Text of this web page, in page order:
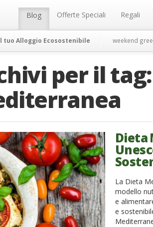
Blog Offerte Speciali Regali
tuo Alloggio Ecosostenibile weekend
per il tag:
Dieta
La Dieta
modello
e
e